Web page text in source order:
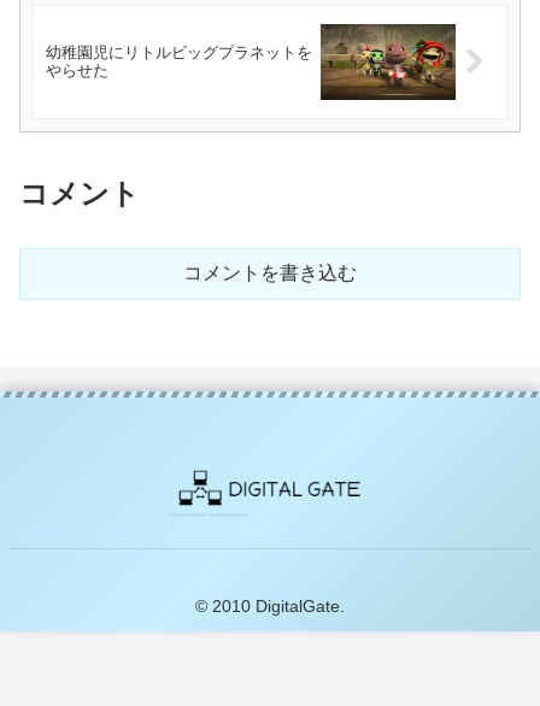
幼稚園児にリトルビッグプラネットを
やらせた
コメント
コメントを書き込む
© 2010 DigitalGate.